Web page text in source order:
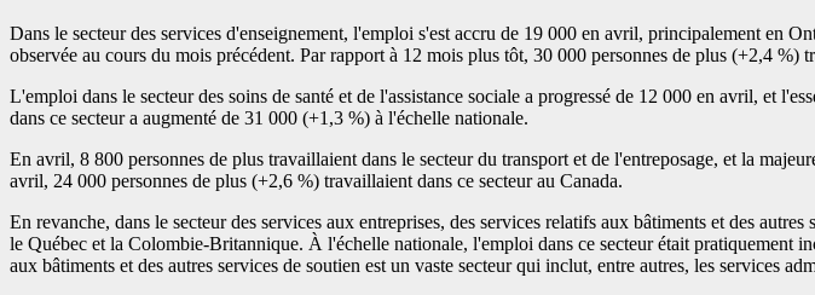
Dans le secteur des services d'enseignement, l'emploi s'est accru de 19 000 en avril, principalement en
observée au cours du mois précédent. Par rapport à 12 mois plus tôt, 30 000 personnes de plus (+2,4 %)
L'emploi dans le secteur des soins de santé et de l'assistance sociale a progressé de 12 000 en avril, et
dans ce secteur a augmenté de 31 000 (+1,3 %) à l'échelle nationale.
En avril, 8 800 personnes de plus travaillaient dans le secteur du transport et de l'entreposage, et la
avril, 24 000 personnes de plus (+2,6 %) travaillaient dans ce secteur au Canada.
En revanche, dans le secteur des services aux entreprises, des services relatifs aux bâtiments et des
le Québec et la Colombie-Britannique. À l'échelle nationale, l'emploi dans ce secteur était pratiquement
aux bâtiments et des autres services de soutien est un vaste secteur qui inclut, entre autres, les services